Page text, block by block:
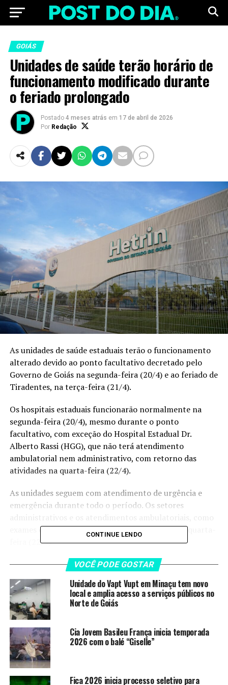
GOIÁS
Unidades de saúde terão horário de
funcionamento modificado durante
o feriado prolongado
Postado 4 meses atrás em 17 de abril de 2026
Por Redação
As unidades de saúde estaduais terão o funcionamento
alterado devido ao ponto facultativo decretado pelo
Governo de Goiás na segunda-feira (20/4) e ao feriado de
Tiradentes, na terça-feira (21/4).
Os hospitais estaduais funcionarão normalmente na
segunda-feira (20/4), mesmo durante o ponto
facultativo, com exceção do Hospital Estadual Dr.
Alberto Rassi (HGG), que não terá atendimento
ambulatorial nem administrativo, com retorno das
atividades na quarta-feira (22/4).
As unidades seguem com atendimento de urgência e
emergência durante todo o período. Os setores
exames e consultas, retornam à normalidade na quarta-
feira (22/4).
Funcionarão em regime de plantão os hospitais
estaduais da Mulher (Hemu), da Criança e do
Adolescente (Hecad), de Urgências de Goiás Dr. Valdemir
Cruz (Hugo), de Urgências Governador Otávio Lage de
Siqueira (Hugol), de Doenças Tropicais Dr. Anuar Auad
(HDT) e Dr. Alberto Rassi (HGG), além da Maternidade
Nossa Senhora de Lourdes (HEMNSL), do Centro
Estadual de Atenção Prolongada e Casa de Apoio
Condomínio Solidariedade (Ceap-SOL) e do Centro
Estadual de Reabilitação e Readaptação Dr. Henrique
CONTINUE LENDO
VOCÊ PODE GOSTAR
Unidade do Vapt Vupt em Minaçu tem novo
local e amplia acesso a serviços públicos no
Norte de Goiás
Cia Jovem Basileu França inicia temporada
2026 com o balé “Giselle”
Fica 2026 inicia processo seletivo para